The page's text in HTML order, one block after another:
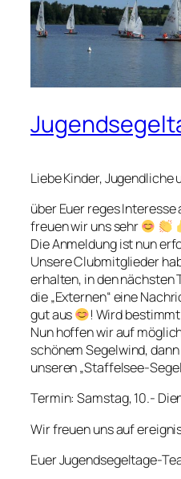
Liebe Kinder, Jugendliche
über Euer reges
freuen wir uns sehr
Die Anmeldung ist nun
Unsere Clubmitglieder
erhalten, in den nächsten
die „Externen“ eine
gut aus
! Wird
Nun hoffen wir auf
schönem Segelwind,
unseren „Staffelsee-
Termin: Samstag, 10.-
Wir freuen uns auf
Euer Jugendsegeltage-